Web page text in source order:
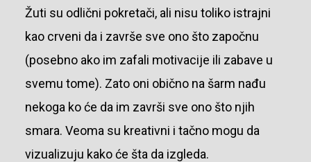
Žuti su odlični pokretači, ali nisu toliko istrajni
kao crveni da i završe sve ono što započnu
(posebno ako im zafali motivacije ili zabave u
svemu tome). Zato oni obično na šarm nađu
nekoga ko će da im završi sve ono što njih
smara. Veoma su kreativni i tačno mogu da
vizualizuju kako će šta da izgleda.